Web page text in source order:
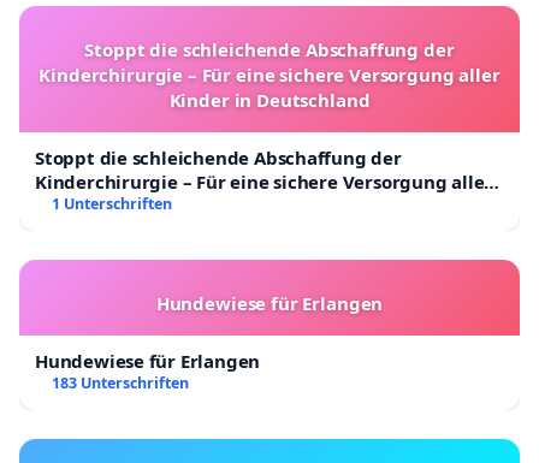
Stoppt die schleichende Abschaffung der
Kinderchirurgie – Für eine sichere Versorgung aller
Kinder in Deutschland
Stoppt die schleichende Abschaffung der
Kinderchirurgie – Für eine sichere Versorgung aller
Kinder in Deutschland
1 Unterschriften
Hundewiese für Erlangen
Hundewiese für Erlangen
183 Unterschriften